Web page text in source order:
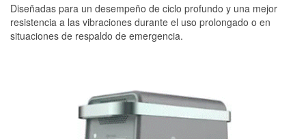
Diseñadas para un desempeño de ciclo profundo y una mejor
resistencia a las vibraciones durante el uso prolongado o en
situaciones de respaldo de emergencia.